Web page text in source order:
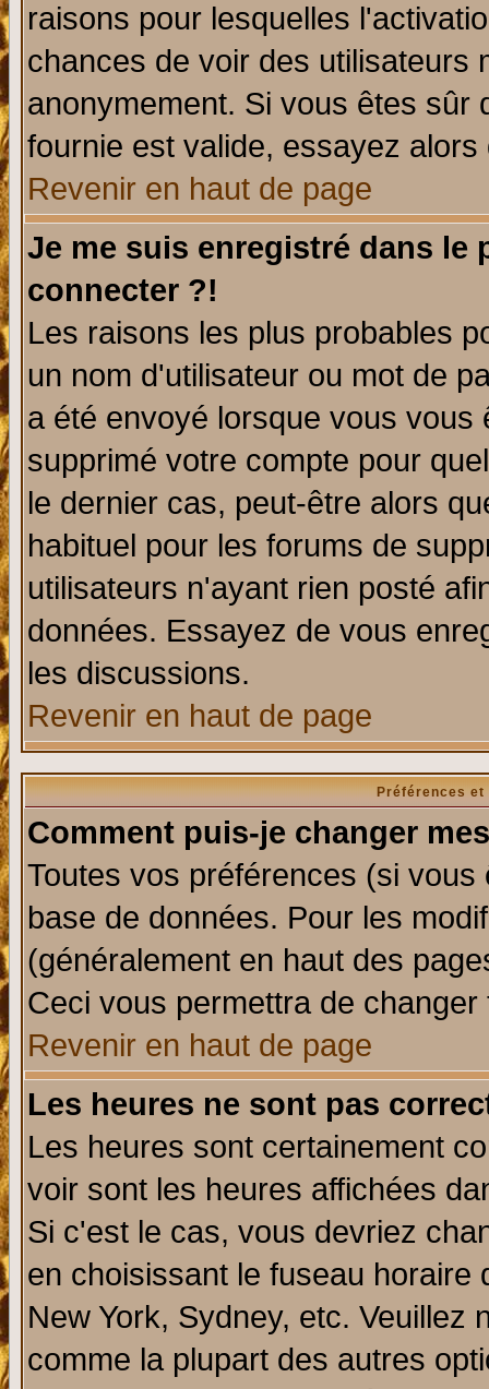
raisons pour lesquelles
chances de voir des utilisateurs
anonymement. Si vous êtes sûr
fournie est valide, essayez
Revenir en haut de page
Je me suis enregistré dans le
connecter ?!
Les raisons les plus probables
un nom d'utilisateur ou mot de
a été envoyé lorsque vous
supprimé votre compte pour
le dernier cas, peut-être alors
habituel pour les forums de
utilisateurs n'ayant rien posté
données. Essayez de vous
les discussions.
Revenir en haut de page
Préférences
Comment puis-je changer
Toutes vos préférences (si
base de données. Pour les
(généralement en haut des
Ceci vous permettra de
Revenir en haut de page
Les heures ne sont pas
Les heures sont certainement
voir sont les heures affichées
Si c'est le cas, vous devriez
en choisissant le fuseau
New York, Sydney, etc. Veuillez
comme la plupart des autres